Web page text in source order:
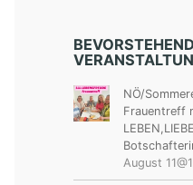
NÖ/
Frauentreff
August